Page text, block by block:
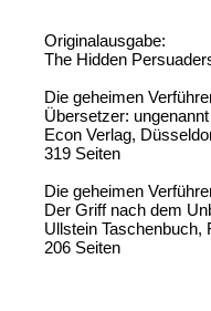
Originalausgabe:
The Hidden
Die geheimen
Übersetzer: ungenannt
Econ Verlag,
319 Seiten
Die geheimen
Der Griff nach dem
Ullstein Taschenbuch,
206 Seiten